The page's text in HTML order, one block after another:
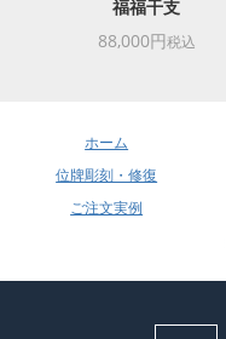
福福干支
88,000円税込
ホーム
位牌彫刻・修復
ご注文実例